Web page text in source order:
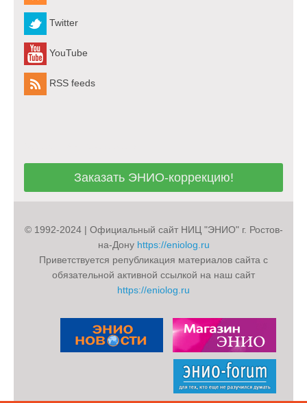
Twitter
YouTube
RSS feeds
Заказать ЭНИО-коррекцию!
© 1992-2024 | Официальный сайт НИЦ "ЭНИО" г. Ростов-
на-Дону https://eniolog.ru
Приветствуется републикация материалов сайта с
обязательной активной ссылкой на наш сайт
https://eniolog.ru